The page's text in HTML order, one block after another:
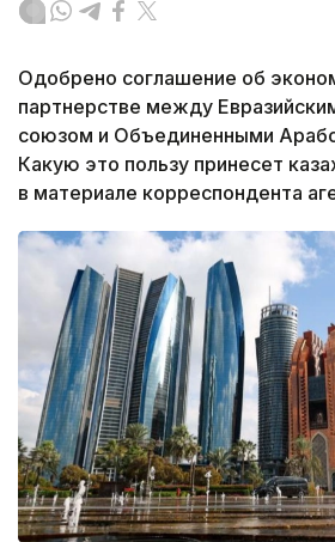
Одобрено соглашение об
партнерстве между
союзом и Объединенными
Какую это пользу принесет
в материале корреспондента